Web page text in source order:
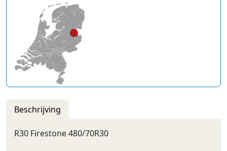
Beschrijving
R30 Firestone 480/70R30